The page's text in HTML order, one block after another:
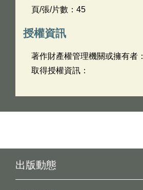
頁/張/片數：45
授權資訊
著作財產權管理機關或擁有者：
取得授權資訊：
出版動態